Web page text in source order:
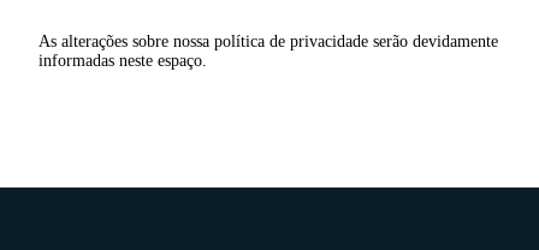
As alterações sobre nossa política de privacidade serão devidamente
informadas neste espaço.